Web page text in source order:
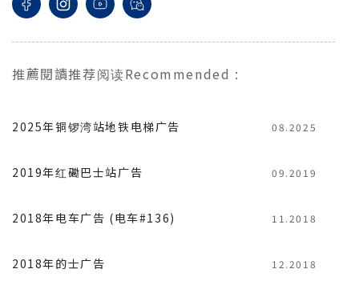
推薦閱讀推荐阅读Recommended :
2025年铜锣湾站地铁电梯广告 08.2025
2019年红磡巴士站广告 09.2019
2018年电车广告 (电车#136) 11.2018
2018年的士广告 12.2018